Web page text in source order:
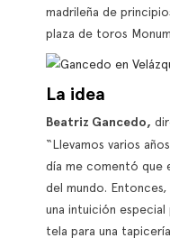
madrileña de
plaza de toros
La idea
Beatriz Gancedo,
“Llevamos varios
día me comentó que
del mundo.
una intuición especial
tela para una